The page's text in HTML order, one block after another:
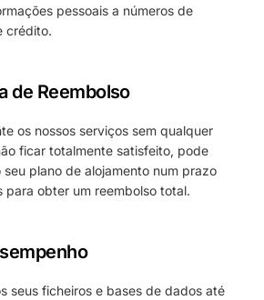
pessoais a números de
crédito.
de Reembolso
os nossos serviços sem qualquer
ficar totalmente satisfeito, pode
seu plano de alojamento num prazo
para obter um reembolso total.
seus ficheiros e bases de dados até